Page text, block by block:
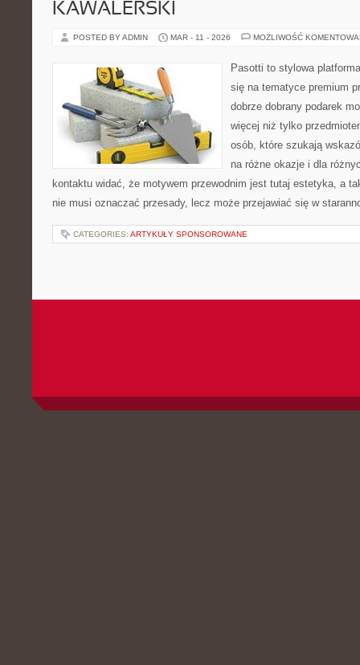
KAWALERSKI
POSTED BY ADMIN MAR - 11 - 2026 MOŻLIWOŚĆ
Pasotti to stylowa
się na tematyce premium
dobrze dobrany podarek
więcej niż tylko
osób, które szukają
na różne okazje i dla
kontaktu widać, że motywem przewodnim jest tutaj estetyka, a
nie musi oznaczać przesady, lecz może przejawiać się w
CATEGORIES: ARTYKUŁY SPONSOROWANE